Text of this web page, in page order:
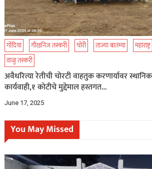
गोंदिया गौखनिज तस्करी चोरी ताज्या बातम्या महाराष्ट्र
वाळु तस्करी
अवैधरित्या रेतीची चोरटी वाहतुक करणार्यावर
कार्यवाही,१ कोटीचे मुद्देमाल हस्तगत…
June 17, 2025
You May Missed